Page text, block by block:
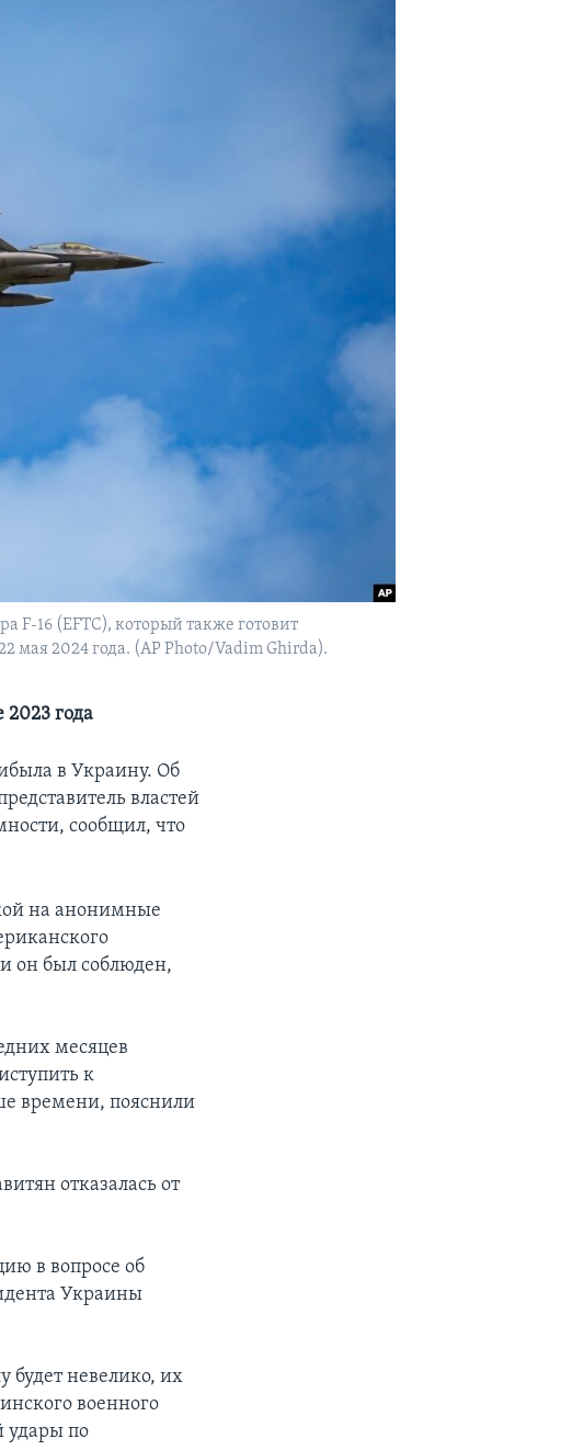
F-16 (EFTC), который также готовит
мая 2024 года. (AP Photo/Vadim Ghirda).
года
в Украину. Об
властей
сообщил, что
на анонимные
он был соблюден,
месяцев
к
времени, пояснили
отказалась от
в вопросе об
Украины
будет невелико, их
военного
удары по